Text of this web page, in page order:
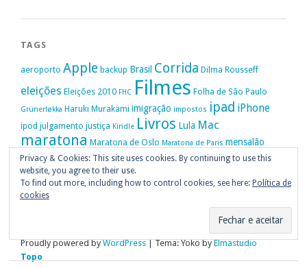
TAGS
aeroporto Apple backup Brasil Corrida Dilma Rousseff
eleições Eleições 2010 FHC Filmes Folha de São Paulo
Grünerløkka Haruki Murakami imigração impostos ipad iPhone
ipod julgamento justiça Kindle Livros Lula Mac
maratona Maratona de Oslo Maratona de Paris mensalão
movimento passe livre música nike Noruega OAB OiOsloPolítica
Portugal Privacidade protestos PT
Vitória da Conquista
Proudly powered byWordPress|Tema: Yoko byElmastudio
Topo
Privacy & Cookies: This site uses cookies. By continuing to use this
website, you agree to their use.
To find out more, including how to control cookies, see here: Política de
cookies